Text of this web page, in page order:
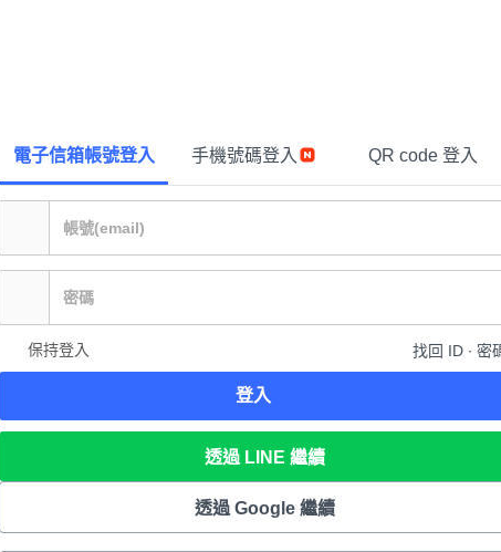
電子信箱帳號登入 手機號碼登入 QR code 登入
保持登入 找回 ID ∙ 密
登入
透過 LINE 繼續
透過 Google 繼續